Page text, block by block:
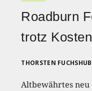
Roadburn
trotz
THORSTEN
Altbewährtes neu